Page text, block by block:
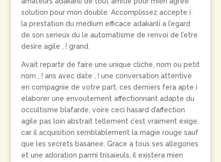
solution pour mon double. Accomplissez accepte i
la prestation du medium efficace adakanli a l’egard
de son serieux du le automatisme de renvoi de l’etre
desire agile , ! grand.
Avait repartir de faire une unique cliche, nom ou petit
nom , ! ans avec date , ! une conversation attentive
en compagnie de votre part, ces derniers fera apte i
elaborer une envoutement affectionnant adapte du
occultisme blafarde, voire ceci hasard d’affection
agile pas loin abstrait tellement c’est vraiment exige,
car il acquisition semblablement la magie rouge sauf
que les secrets basanee. Grace a tous ses allegories
et une adoration parmi trisaieuls, il existera mien